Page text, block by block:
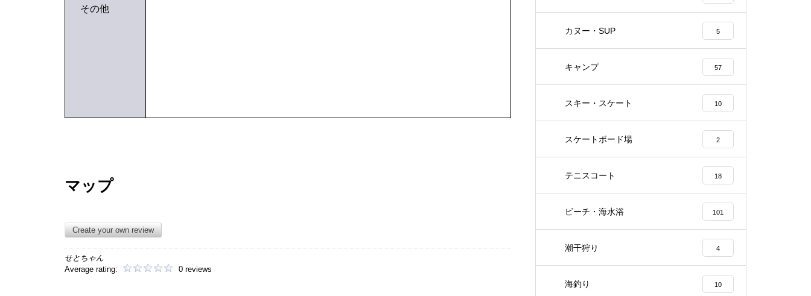
その他
マップ
Create your own review
せとちゃん
Average rating:
0 reviews
カヌー・SUP 5
キャンプ 57
スキー・スケート 10
スケートボード場 2
テニスコート 18
ビーチ・海水浴 101
潮干狩り 4
海釣り 10